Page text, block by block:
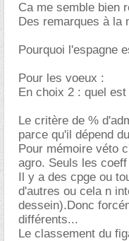
Ca me semble bien
Des remarques à la
Pourquoi l'espagne
Pour les voeux :
En choix 2 : quel
Le critère de %
parce qu'il dépend
Pour mémoire véto
agro. Seuls les
Il y a des cpge ou
d'autres ou cela n
dessein).Donc
différents...
Le classement du